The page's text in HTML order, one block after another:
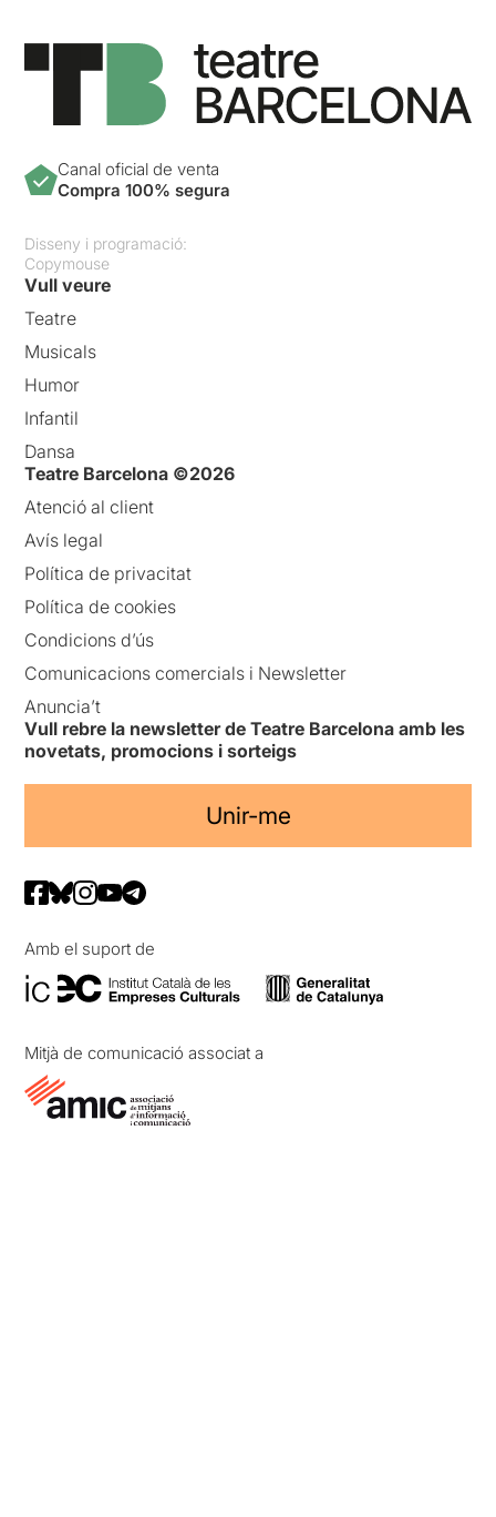
Canal oficial de venta
Compra 100% segura
Disseny i programació:
Copymouse
Vull veure
Teatre
Musicals
Humor
Infantil
Dansa
Teatre Barcelona ©2026
Atenció al client
Avís legal
Política de privacitat
Política de cookies
Condicions d’ús
Comunicacions comercials i Newsletter
Anuncia’t
Vull rebre la newsletter de Teatre Barcelona amb les
novetats, promocions i sorteigs
Unir-me
Amb el suport de
Mitjà de comunicació associat a